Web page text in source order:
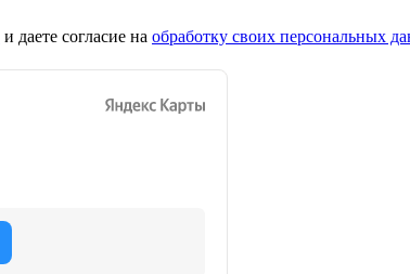
и даете согласие на обработку своих персональных